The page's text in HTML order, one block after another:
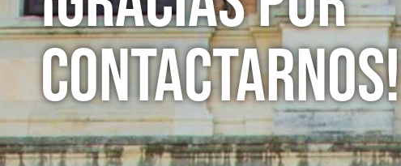
Contactarnos!